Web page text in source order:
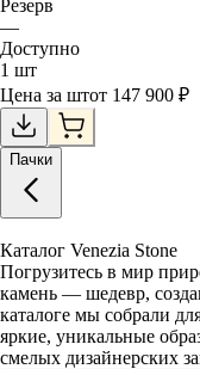
Резерв
—
Доступно
1 шт
Цена за штот 147 900 ₽
Пачки
Каталог Venezia Stone
Погрузитесь в мир
камень — шедевр,
каталоге мы собрали
яркие, уникальные
смелых дизайнерских